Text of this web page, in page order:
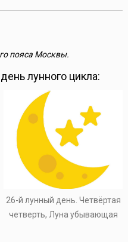
пояса Москвы.
лунного цикла:
26-й лунный день. Четвёртая
четверть, Луна убывающая